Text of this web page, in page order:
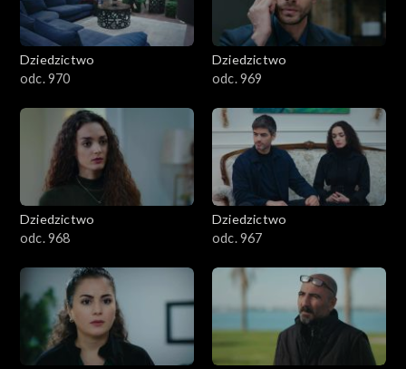
Dziedzictwo
odc. 970
Dziedzictwo
odc. 969
Dziedzictwo
odc. 968
Dziedzictwo
odc. 967